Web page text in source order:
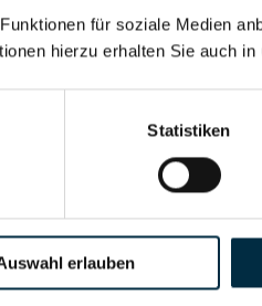
für soziale Medien
hierzu erhalten Sie auch in
Statistiken
erlauben
Vollständiges
Vollständiges